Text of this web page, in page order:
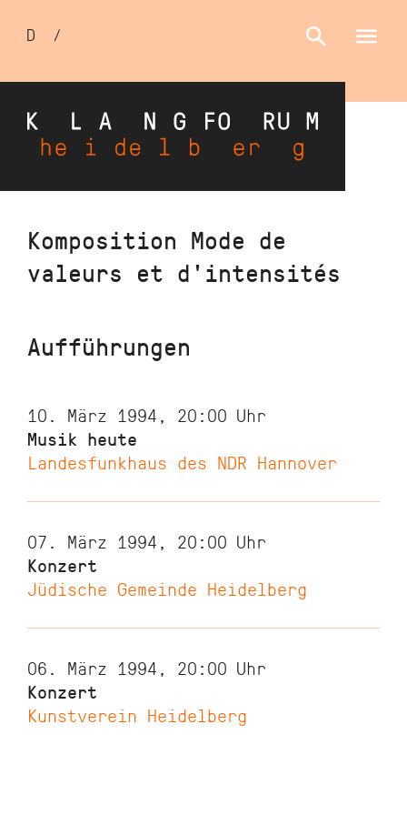
Direkt
Inhalt
Sprachumschalter
D /
Komposition Mode de
valeurs et d'intensités
Aufführungen
10. März 1994, 20:00 Uhr
Musik heute
Landesfunkhaus des NDR Hannover
07. März 1994, 20:00 Uhr
Konzert
Jüdische Gemeinde Heidelberg
06. März 1994, 20:00 Uhr
Konzert
Kunstverein Heidelberg